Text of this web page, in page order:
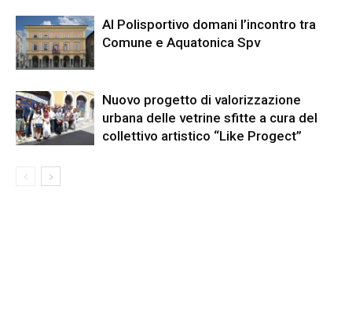
Al Polisportivo domani l’incontro tra
Comune e Aquatonica Spv
Nuovo progetto di valorizzazione
urbana delle vetrine sfitte a cura del
collettivo artistico “Like Progect”